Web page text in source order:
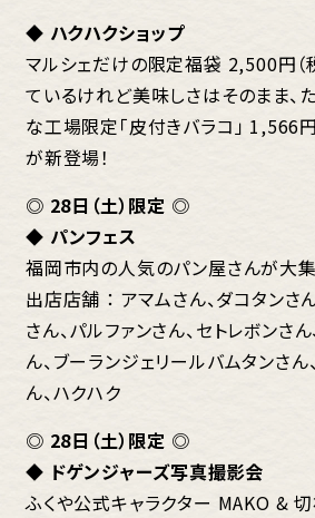
◆ ハクハクショップ
マルシェだけの限定福袋 2,500円（
ているけれど美味しさはそのまま、
な工場限定「皮付きバラコ」 1,566
が新登場！
◎ 28日（土）限定 ◎
◆ パンフェス
福岡市内の人気のパン屋さんが大集
出店店舗 ： アマムさん、ダコタンさ
さん、パルファンさん、セトレボンさ
ん、ブーランジェリールバムタンさん
ん、ハクハク
◎ 28日（土）限定 ◎
◆ ドゲンジャーズ写真撮影会
ふくや公式キャラクター MAKO & 切